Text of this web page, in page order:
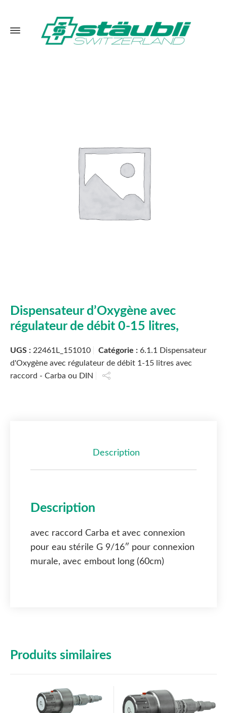
Dispensateur d’Oxygène avec
régulateur de débit 0-15 litres,
UGS : 22461L_151010 Catégorie : 6.1.1 Dispensateur
d'Oxygène avec régulateur de débit 1-15 litres avec
raccord - Carba ou DIN
Description
Description
avec raccord Carba et avec connexion
pour eau stérile G 9/16″ pour connexion
murale, avec embout long (60cm)
Produits similaires